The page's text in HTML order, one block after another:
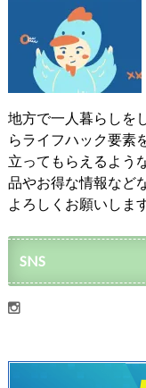
地方で一人暮らしを
らライフハック要素
立ってもらえるよう
品やお得な情報など
よろしくお願いします
SNS